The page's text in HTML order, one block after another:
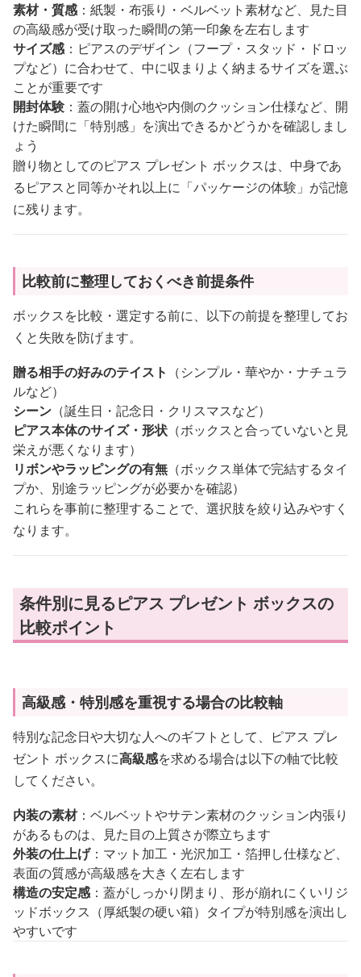
素材・質感：紙製・布張り・ベルベット素材など、見た目
の高級感が受け取った瞬間の第一印象を左右します
サイズ感：ピアスのデザイン（フープ・スタッド・ドロッ
プなど）に合わせて、中に収まりよく納まるサイズを選ぶ
ことが重要です
開封体験 ：蓋の開け心地や内側のクッション仕様など、開
けた瞬間に「特別感」を演出できるかどうかを確認しまし
ょう
贈り物としてのピアス プレゼント ボックスは、中身であ
るピアスと同等かそれ以上に「パッケージの体験」が記憶
に残ります。
比較前に整理しておくべき前提条件
ボックスを比較・選定する前に、以下の前提を整理してお
くと失敗を防げます。
贈る相手の好みのテイスト （シンプル・華やか・ナチュラ
ルなど）
シーン （誕生日・記念日・クリスマスなど）
ピアス本体のサイズ・形状 （ボックスと合っていないと見
栄えが悪くなります）
リボンやラッピングの有無 （ボックス単体で完結するタイ
プか、別途ラッピングが必要かを確認）
これらを事前に整理することで、選択肢を絞り込みやすく
なります。
条件別に見るピアス プレゼント ボックスの
比較ポイント
高級感・特別感を重視する場合の比較軸
特別な記念日や大切な人へのギフトとして、ピアス プレ
ゼント ボックスに高級感を求める場合は以下の軸で比較
してください。
内装の素材：ベルベットやサテン素材のクッション内張り
があるものは、見た目の上質さが際立ちます
外装の仕上げ：マット加工・光沢加工・箔押し仕様など、
表面の質感が高級感を大きく左右します
構造の安定感：蓋がしっかり閉まり、形が崩れにくいリジ
ッドボックス（厚紙製の硬い箱）タイプが特別感を演出し
やすいです